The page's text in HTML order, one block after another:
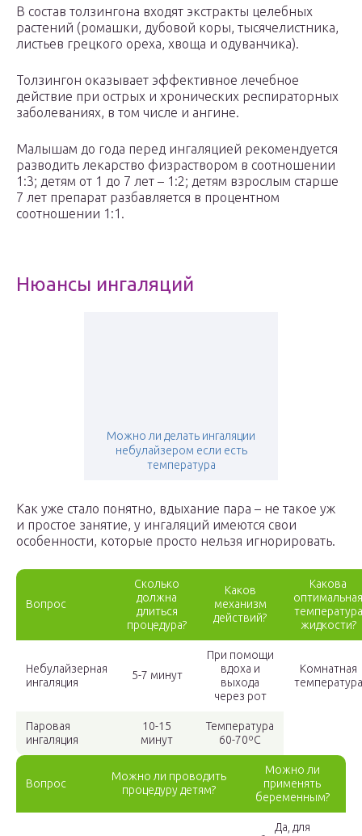
В состав толзингона входят экстракты целебных
растений (ромашки, дубовой коры, тысячелистника,
листьев грецкого ореха, хвоща и одуванчика).
Толзингон оказывает эффективное лечебное
действие при острых и хронических респираторных
заболеваниях, в том числе и ангине.
Малышам до года перед ингаляцией рекомендуется
разводить лекарство физраствором в соотношении
1:3; детям от 1 до 7 лет – 1:2; детям взрослым старше
7 лет препарат разбавляется в процентном
соотношении 1:1.
Нюансы ингаляций
Можно ли делать ингаляции
небулайзером если есть
температура
Как уже стало понятно, вдыхание пара – не такое уж
и простое занятие, у ингаляций имеются свои
особенности, которые просто нельзя игнорировать.
Вопрос
Сколько
должна
длиться
процедура?
Каков
механизм
действий?
Какова
оптимальная
температура
жидкости?
Небулайзерная
ингаляция
5-7 минут
При помощи
вдоха и
выхода
через рот
Комнатная
температура
Паровая
ингаляция
10-15
минут
Температура
60-70ºС
Вопрос
Можно ли проводить
процедуру детям?
Можно ли
применять
беременным?
Да, для